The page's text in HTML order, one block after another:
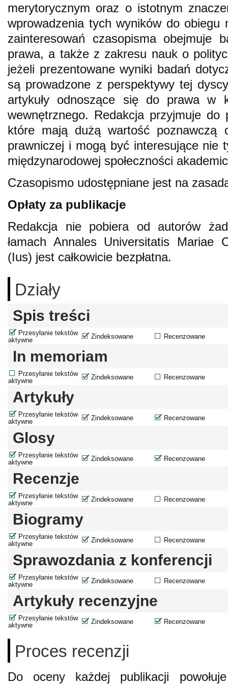
merytorycznym oraz o istotnym
wprowadzenia tych wyników do obiegu
zainteresowań czasopisma obejmuje
prawa, a także z zakresu nauk o
jeżeli prezentowane wyniki badań
są prowadzone z perspektywy tej
artykuły odnoszące się do prawa w
wewnętrznego. Redakcja przyjmuje do
które mają dużą wartość poznawczą
prawniczej i mogą być interesujące nie
międzynarodowej społeczności
Czasopismo udostępniane jest na
Opłaty za publikacje
Redakcja nie pobiera od autorów
łamach Annales Universitatis Mariae
(Ius) jest całkowicie bezpłatna.
Działy
Spis treści
Przesyłanie tekstów
aktywne
Zindeksowane Recenzowane
In memoriam
Przesyłanie tekstów
aktywne
Zindeksowane Recenzowane
Artykuły
Przesyłanie tekstów
aktywne
Zindeksowane Recenzowane
Glosy
Przesyłanie tekstów
aktywne
Zindeksowane Recenzowane
Recenzje
Przesyłanie tekstów
aktywne
Zindeksowane Recenzowane
Biogramy
Przesyłanie tekstów
aktywne
Zindeksowane Recenzowane
Sprawozdania z konferencji
Przesyłanie tekstów
aktywne
Zindeksowane Recenzowane
Artykuły recenzyjne
Przesyłanie tekstów
aktywne
Zindeksowane Recenzowane
Proces recenzji
Do oceny każdej publikacji